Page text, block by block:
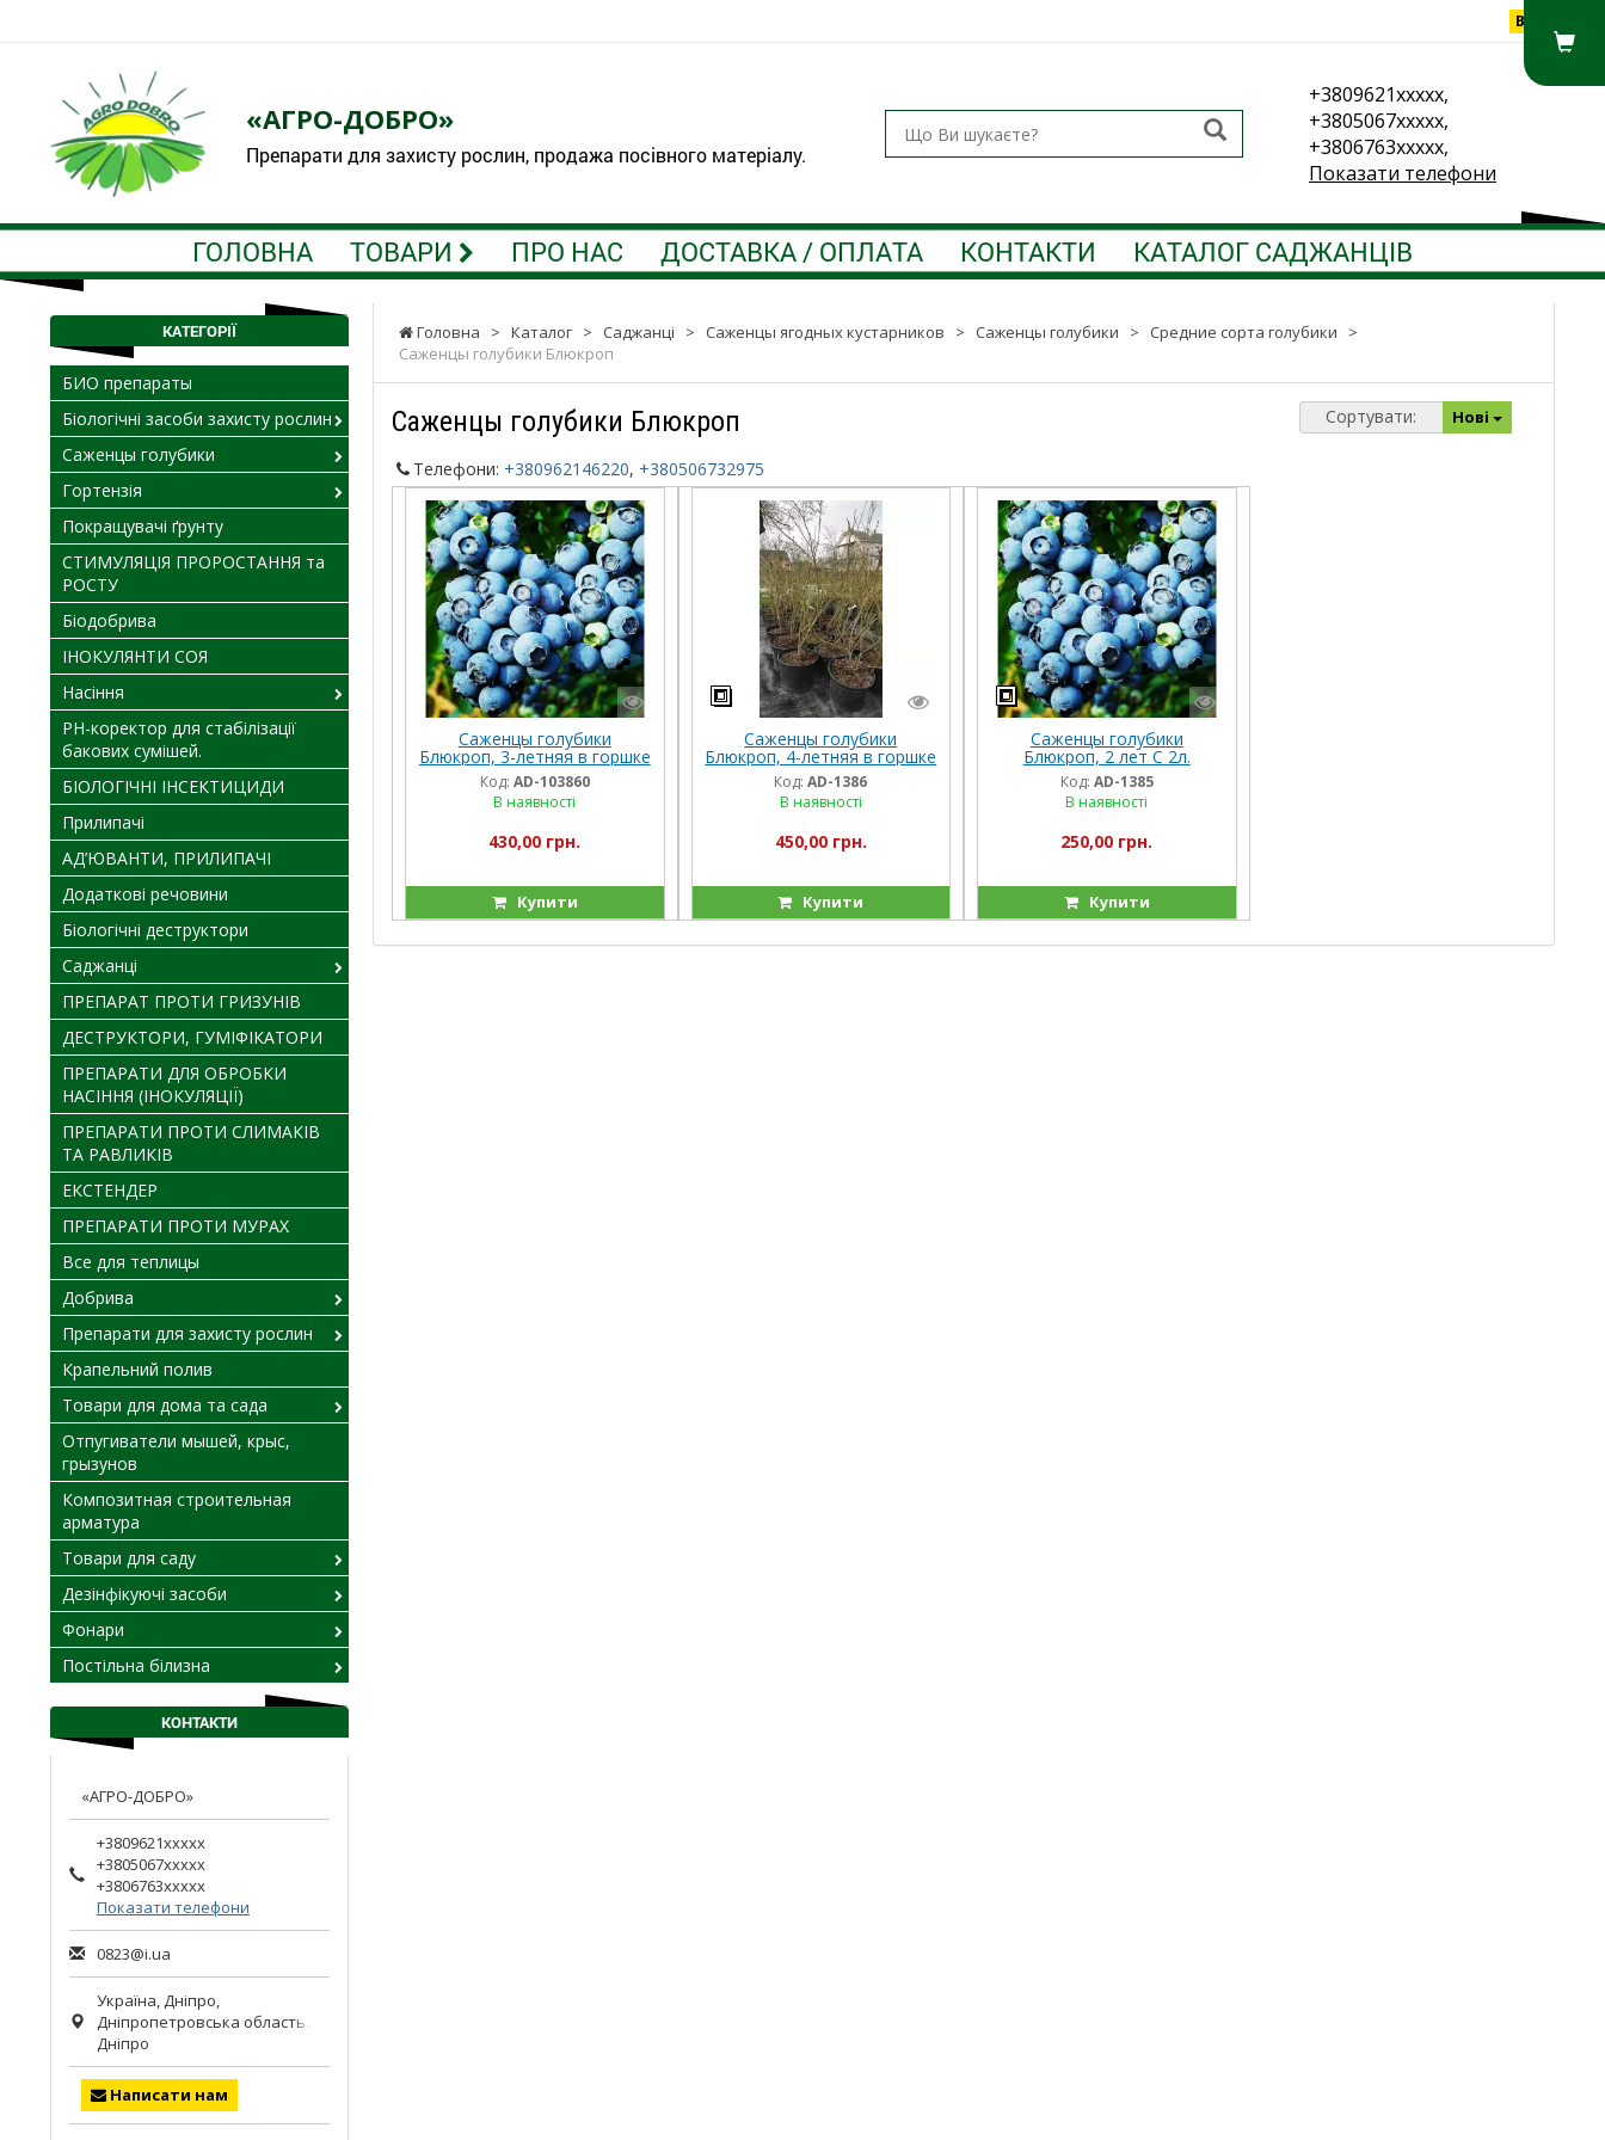
Вхід
«АГРО-ДОБРО»
Препарати для захисту рослин, продажа посівного матеріалу.
+3809621xxxxx,
+3805067xxxxx,
+3806763xxxxx,
Показати телефони
ГОЛОВНА ТОВАРИ ПРО НАС ДОСТАВКА / ОПЛАТА КОНТАКТИ КАТАЛОГ САДЖАНЦІВ
Головна > Каталог > Саджанці > Саженцы ягодных кустарников > Саженцы голубики > Средние сорта голубики
>
Саженцы голубики Блюкроп
Саженцы голубики Блюкроп Сортувати: Нові
Телефони: +380962146220, +380506732975
Саженцы голубики
Блюкроп, 3-летняя в горшке
( 5литр.)
Код: AD-103860
В наявності
430,00 грн.
Купити
Саженцы голубики
Блюкроп, 4-летняя в горшке
( 10литр.)
Код: AD-1386
В наявності
450,00 грн.
Купити
Саженцы голубики
Блюкроп, 2 лет С 2л.
Код: AD-1385
В наявності
250,00 грн.
Купити
КАТЕГОРІЇ
БИО препараты
Біологічні засоби захисту рослин
Саженцы голубики
Гортензія
Покращувачі ґрунту
СТИМУЛЯЦІЯ ПРОРОСТАННЯ та
РОСТУ
Біодобрива
ІНОКУЛЯНТИ СОЯ
Насіння
PH-коректор для стабілізації
бакових сумішей.
БІОЛОГІЧНІ ІНСЕКТИЦИДИ
Прилипачі
АД’ЮВАНТИ, ПРИЛИПАЧІ
Додаткові речовини
Біологічні деструктори
Саджанці
ПРЕПАРАТ ПРОТИ ГРИЗУНІВ
ДЕСТРУКТОРИ, ГУМІФІКАТОРИ
ПРЕПАРАТИ ДЛЯ ОБРОБКИ
НАСІННЯ (ІНОКУЛЯЦІЇ)
ПРЕПАРАТИ ПРОТИ СЛИМАКІВ
ТА РАВЛИКІВ
ЕКСТЕНДЕР
ПРЕПАРАТИ ПРОТИ МУРАХ
Все для теплицы
Добрива
Препарати для захисту рослин
Крапельний полив
Товари для дома та сада
Отпугиватели мышей, крыс,
грызунов
Композитная строительная
арматура
Товари для саду
Дезінфікуючі засоби
Фонари
Постільна білизна
КОНТАКТИ
«АГРО-ДОБРО»
+3809621xxxxx
+3805067xxxxx
+3806763xxxxx
Показати телефони
0823@i.ua
Україна,Дніпро,
Дніпропетровська область.
Дніпро
Написати нам